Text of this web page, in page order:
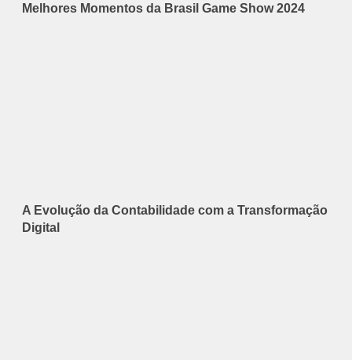
Melhores Momentos da Brasil Game Show 2024
A Evolução da Contabilidade com a Transformação
Digital